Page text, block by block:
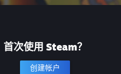
首次使用 Steam？
创建帐户